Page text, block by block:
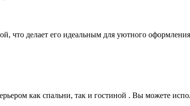
что делает его идеальным для уютного
как спальни, так и гостиной . Вы можете